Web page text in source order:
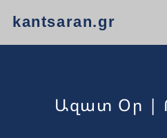
kantsaran.gr
Ազատ Օր |